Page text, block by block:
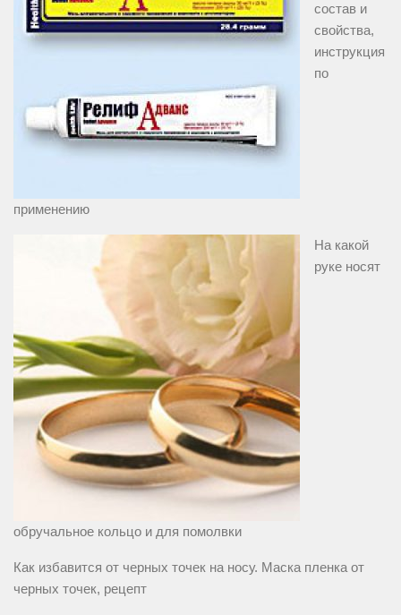
состав и
свойства,
инструкция
по
применению
На какой
руке носят
обручальное кольцо и для помолвки
Как избавится от черных точек на носу. Маска пленка от
черных точек, рецепт